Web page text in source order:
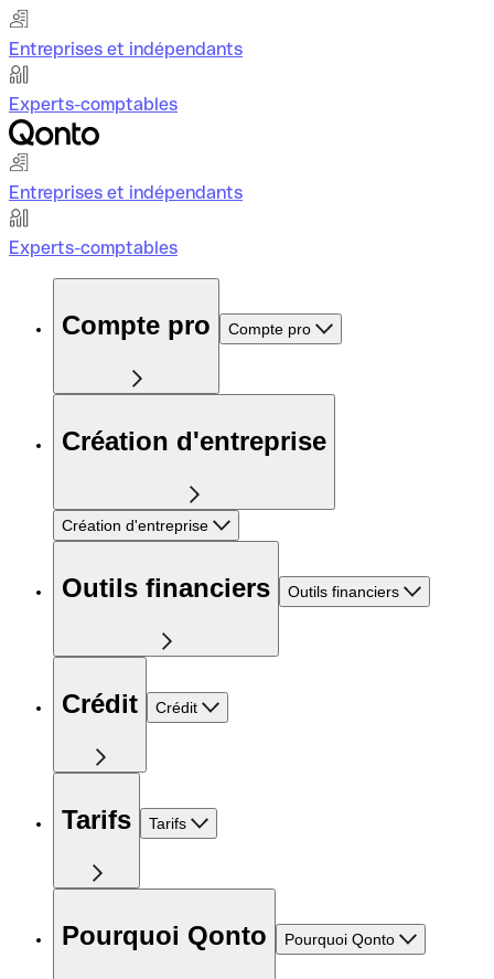
Entreprises et indépendants
Experts-comptables
Entreprises et indépendants
Experts-comptables
Compte pro Compte pro
Création d'entreprise
Création d'entreprise
Outils financiers Outils financiers
Crédit Crédit
Tarifs Tarifs
Pourquoi Qonto Pourquoi Qonto